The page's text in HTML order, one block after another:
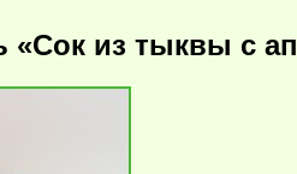
«Сок из тыквы с